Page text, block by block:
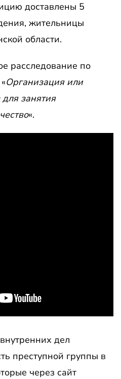
доставлены 5
жительницы
области.
расследование по
Организация или
занятия
«.
дел
преступной группы в
через сайт